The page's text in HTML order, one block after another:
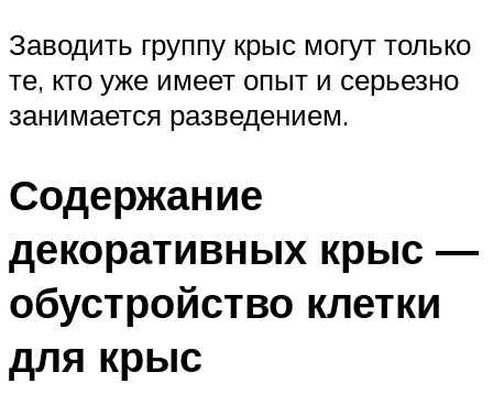
Заводить группу крыс могут только
те, кто уже имеет опыт и серьезно
занимается разведением.
Содержание
декоративных крыс —
обустройство клетки
для крыс